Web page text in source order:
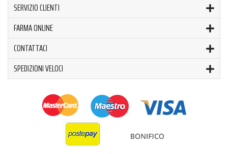
SERVIZIO CLIENTI
FARMA ONLINE
CONTATTACI
SPEDIZIONI VELOCI